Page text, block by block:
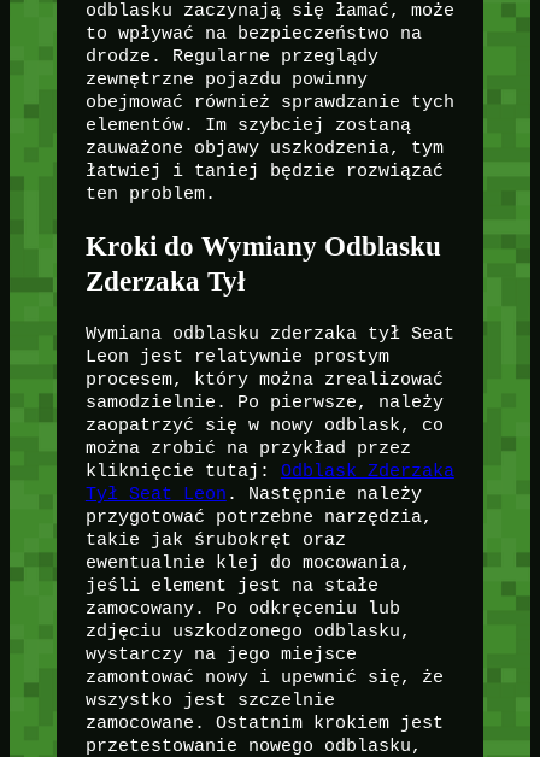
odblasku zaczynają się łamać, może
to wpływać na bezpieczeństwo na
drodze. Regularne przeglądy
zewnętrzne pojazdu powinny
obejmować również sprawdzanie tych
elementów. Im szybciej zostaną
zauważone objawy uszkodzenia, tym
łatwiej i taniej będzie rozwiązać
ten problem.
Kroki do Wymiany Odblasku
Zderzaka Tył
Wymiana odblasku zderzaka tył Seat
Leon jest relatywnie prostym
procesem, który można zrealizować
samodzielnie. Po pierwsze, należy
zaopatrzyć się w nowy odblask, co
można zrobić na przykład przez
kliknięcie tutaj: Odblask Zderzaka
Tył Seat Leon . Następnie należy
przygotować potrzebne narzędzia,
takie jak śrubokręt oraz
ewentualnie klej do mocowania,
jeśli element jest na stałe
zamocowany. Po odkręceniu lub
zdjęciu uszkodzonego odblasku,
wystarczy na jego miejsce
zamontować nowy i upewnić się, że
wszystko jest szczelnie
zamocowane. Ostatnim krokiem jest
przetestowanie nowego odblasku,